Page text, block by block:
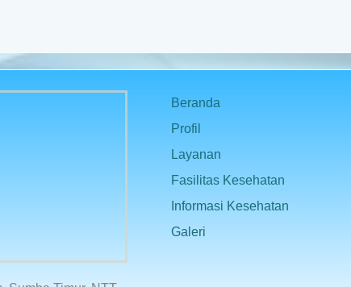
Beranda
Profil
Layanan
Fasilitas Kesehatan
Informasi Kesehatan
Galeri